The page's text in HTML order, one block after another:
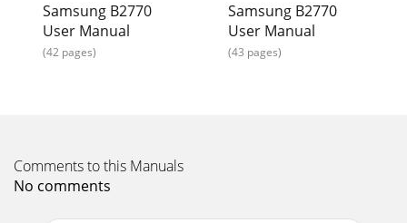
个按钮，屏幕上会出现 OSD guide。如果按显示器正面的某个
按钮，会首先显示 OSD guide 及按钮功能，然后才出现该按钮
所对应的菜单。要进入菜单，再按一次显示器正面的按钮。 图
Properties”（显示属性）中的分辨率设置，则会执行 自动调整
功能。按此按钮，打开或关闭本产品电源。 • 产品右侧的按钮
为触控式按钮。• 请用手指轻轻触摸按钮。
Samsung B2770
User Manual
(42 pages)
Samsung B2770
User Manual
(43 pages)
Comments to this Manuals
No comments